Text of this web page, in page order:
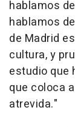
hablamos
hablamos
de Madrid
cultura, y
estudio que
que coloca
atrevida."